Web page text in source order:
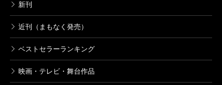
新刊
近刊（まもなく発売）
ベストセラーランキング
映画・テレビ・舞台作品